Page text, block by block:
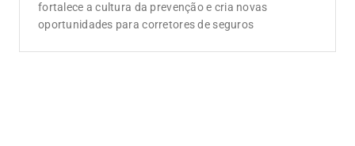
fortalece a cultura da prevenção e cria novas
oportunidades para corretores de seguros